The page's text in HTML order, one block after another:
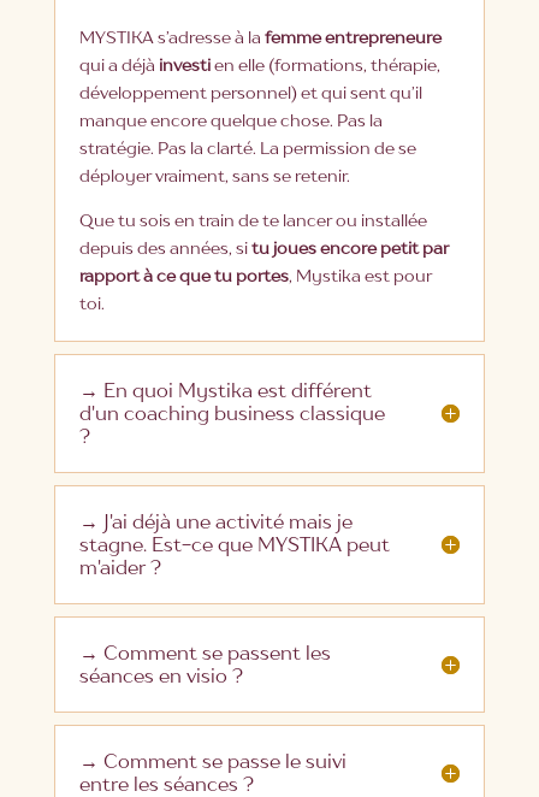
MYSTIKA s’adresse à la femme entrepreneure
qui a déjà investien elle (formations, thérapie,
développement personnel) et qui sent qu’il
manque encore quelque chose. Pas la
stratégie. Pas la clarté. La permission de se
déployer vraiment, sans se retenir.
Que tu sois en train de te lancer ou installée
depuis des années, situ joues encore petit par
rapport à ce que tu portes, Mystika est pour
toi.
→ En quoi Mystika est différent
d'un coaching business classique
?
→ J'ai déjà une activité mais je
stagne. Est-ce que MYSTIKA peut
m'aider ?
→ Comment se passent les
séances en visio ?
→ Comment se passe le suivi
entre les séances ?